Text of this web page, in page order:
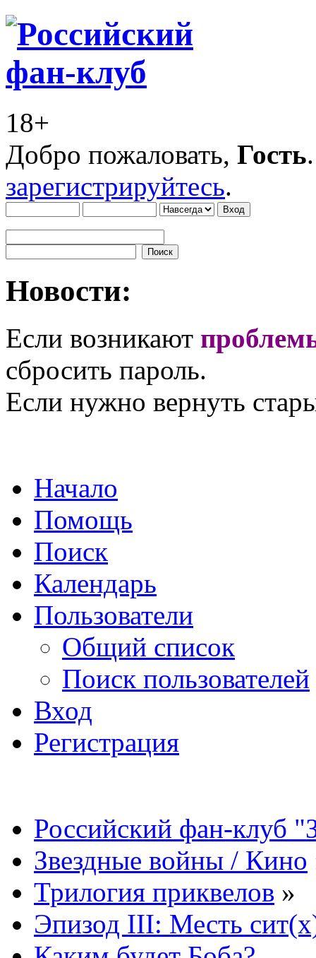
18+
Добро пожаловать, Гость
зарегистрируйтесь.
Новости:
Если возникают
сбросить пароль.
Если нужно вернуть
Начало
Помощь
Поиск
Календарь
Пользователи
Общий список
Поиск пользователей
Вход
Регистрация
Российский фан-клуб
Звездные войны / Кино
Трилогия приквелов »
Эпизод III: Месть